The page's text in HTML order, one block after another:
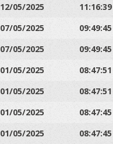
12/05/2025
11:16:39
07/05/2025
09:49:45
07/05/2025
09:49:45
01/05/2025
08:47:51
01/05/2025
08:47:51
01/05/2025
08:47:45
01/05/2025
08:47:45